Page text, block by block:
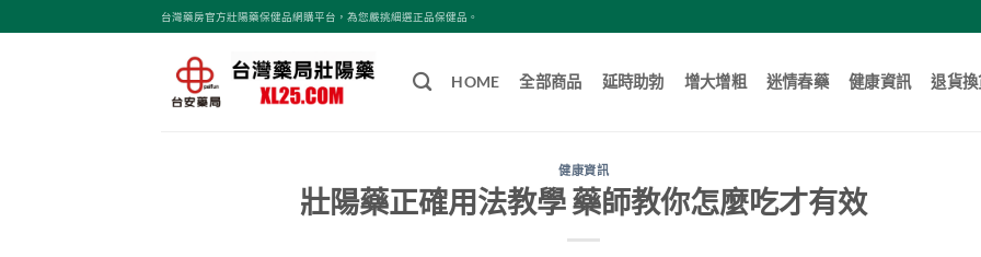
轉
台灣藥房官方壯陽藥保健品網購平台，為您嚴挑細選正品保健品。
HOME 全部商品 延時助勃 增大增粗 迷情春藥 健康資訊 退貨換
健康資訊
壯陽藥正確用法教學 藥師教你怎麼吃才有效